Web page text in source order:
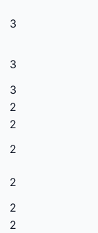
3
3
3
2
2
2
2
2
2